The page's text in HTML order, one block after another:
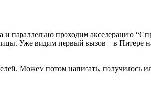
и параллельно проходим акселерацию
Уже видим первый вызов – в Питере
Можем потом написать, получилось